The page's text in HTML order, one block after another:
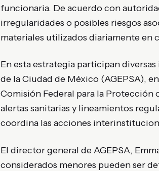
funcionaria. De acuerdo con
irregularidades o posibles riesgos
materiales utilizados diariamente en
En esta estrategia participan
de la Ciudad de México (AGEPSA),
Comisión Federal para la Protección
alertas sanitarias y lineamientos
coordina las acciones
El director general de AGEPSA,
considerados menores pueden ser